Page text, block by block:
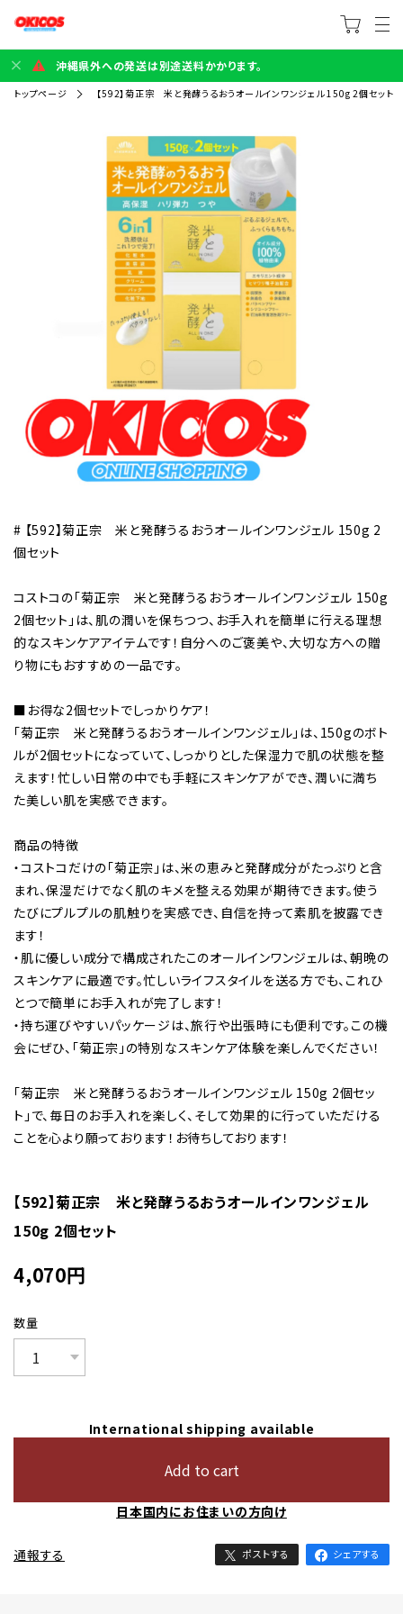
沖縄県外への発送は別途送料かかります。
トップページ 【592】菊正宗 米と発酵うるおうオールインワンジェル 150g 2個セット
# 【592】菊正宗 米と発酵うるおうオールインワンジェル 150g 2
個セット
コストコの「菊正宗 米と発酵うるおうオールインワンジェル 150g
2個セット」は、肌の潤いを保ちつつ、お手入れを簡単に行える理想
的なスキンケアアイテムです！自分へのご褒美や、大切な方への贈
り物にもおすすめの一品です。
■お得な2個セットでしっかりケア！
「菊正宗 米と発酵うるおうオールインワンジェル」は、150gのボト
ルが2個セットになっていて、しっかりとした保湿力で肌の状態を整
えます！忙しい日常の中でも手軽にスキンケアができ、潤いに満ち
た美しい肌を実感できます。
商品の特徴
・コストコだけの「菊正宗」は、米の恵みと発酵成分がたっぷりと含
まれ、保湿だけでなく肌のキメを整える効果が期待できます。使う
たびにプルプルの肌触りを実感でき、自信を持って素肌を披露でき
ます！
・肌に優しい成分で構成されたこのオールインワンジェルは、朝晩の
スキンケアに最適です。忙しいライフスタイルを送る方でも、これひ
とつで簡単にお手入れが完了します！
・持ち運びやすいパッケージは、旅行や出張時にも便利です。この機
会にぜひ、「菊正宗」の特別なスキンケア体験を楽しんでください！
「菊正宗 米と発酵うるおうオールインワンジェル 150g 2個セッ
ト」で、毎日のお手入れを楽しく、そして効果的に行っていただける
ことを心より願っております！お待ちしております！
【592】菊正宗 米と発酵うるおうオールインワンジェル
150g 2個セット
4,070円
数量
International shipping available
Add to cart
日本国内にお住まいの方向け
通報する ポストする シェアする